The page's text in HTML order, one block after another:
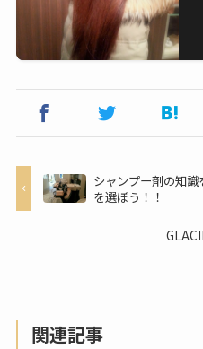
シャンプー剤の知
を選ぼう！！
関連記事